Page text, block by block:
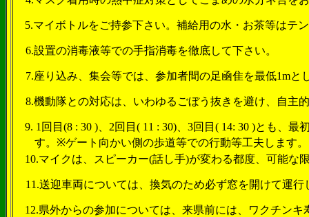
5.マイボトルをご持参下さい。補給用の水・お茶等はテ
6.設置の消毒液等での手指消毒を徹底して下さい。
7.座り込み、集会等では、参加者間の足凾隹を最低1mと
8.機動隊との対応は、いわゆるごぼう抜きを避け、自主
9. 1 回目(8 : 30 ) 2回目( 11 : 30) 、3回目( 14: 30 )とも、最
す。 ※ゲート向かい側の歩道等での行動等工夫します
10.マイクは、スピーカー(話し手)が変わる都度、可能な
11.送迎車両については、換気のため必ず窓を開けて運
12.県外からの参加については、来県前には、ワクチンキ